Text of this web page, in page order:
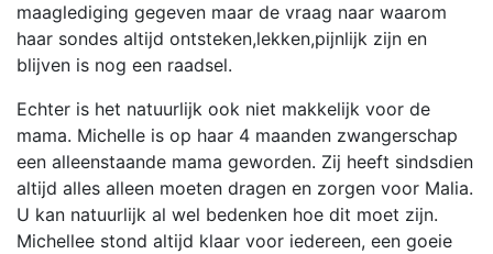
maaglediging gegeven maar de vraag naar waarom
haar sondes altijd ontsteken,lekken,pijnlijk zijn en
blijven is nog een raadsel.
Echter is het natuurlijk ook niet makkelijk voor de
mama. Michelle is op haar 4 maanden zwangerschap
een alleenstaande mama geworden. Zij heeft sindsdien
altijd alles alleen moeten dragen en zorgen voor Malia.
U kan natuurlijk al wel bedenken hoe dit moet zijn.
Michellee stond altijd klaar voor iedereen, een goeie